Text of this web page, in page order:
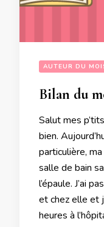
AUTEUR DU
Bilan du
Salut mes
bien.
particulière,
salle de bain
l’épaule. J’ai
et chez elle et
heures à